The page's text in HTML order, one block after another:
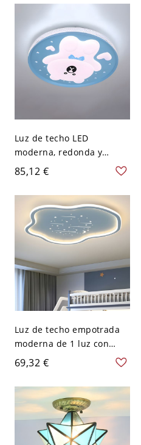
abajo para uso
50,8 cm Azul Blanco
Luz de techo LED
moderna, redonda y
plana, 1 luz, 20 pulgadas,
pantalla de acrílico - 110
A 120 V Blanco Azul
85,12 €
Luz de techo empotrada
moderna de 1 luz con
marco de metal y pantalla
de gel de sílice - Azul 110
A 120 V 40,64 cm Nube
69,32 €